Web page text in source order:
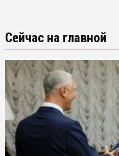
Сейчас на главной